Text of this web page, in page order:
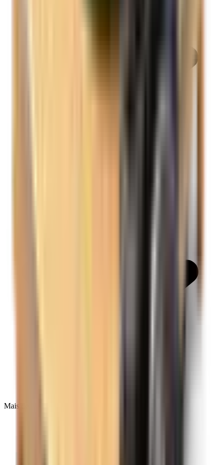
Mais de 138.593 avaliações no